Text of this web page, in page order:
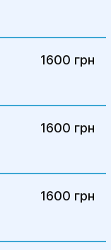
1600 грн
1600 грн
1600 грн